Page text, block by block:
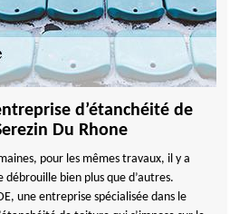
d’étanchéité de
Du Rhone
pour les mêmes travaux, il y a
bien plus que d’autres.
une entreprise spécialisée dans le